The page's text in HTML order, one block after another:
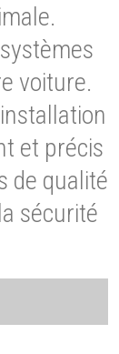
voiture.
et précis
de qualité
sécurité